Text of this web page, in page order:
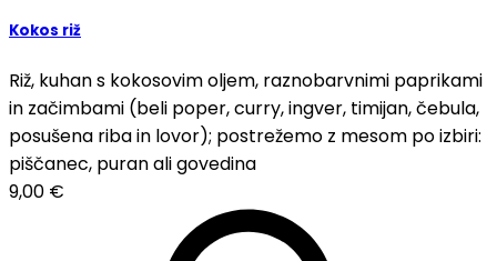
Kokos riž
Riž, kuhan s kokosovim oljem, raznobarvnimi paprikami
in začimbami (beli poper, curry, ingver, timijan, čebula,
posušena riba in lovor); postrežemo z mesom po izbiri:
piščanec, puran ali govedina
9,00 €